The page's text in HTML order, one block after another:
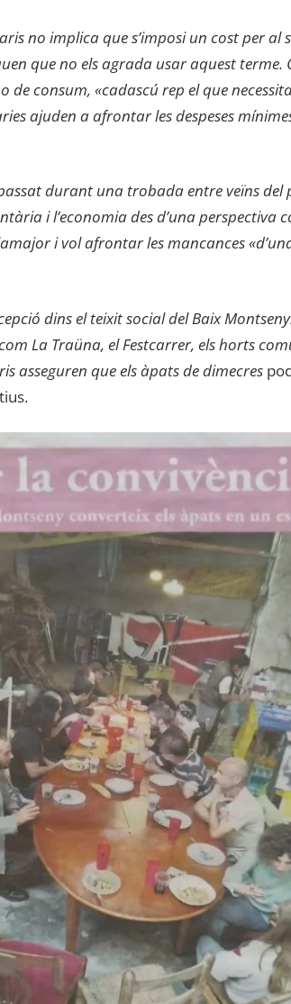
no implica que s’imposi un cost per al
que no els agrada usar aquest terme.
consum, «cadascú rep el que
ajuden a afrontar les despeses
durant una trobada entre veïns
i l’economia des d’una perspectiva
i vol afrontar les mancances
dins el teixit social del Baix
La Traüna, el Festcarrer, els horts
asseguren que els àpats de dimecres